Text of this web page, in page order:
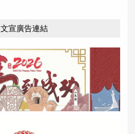
文宣廣告連結